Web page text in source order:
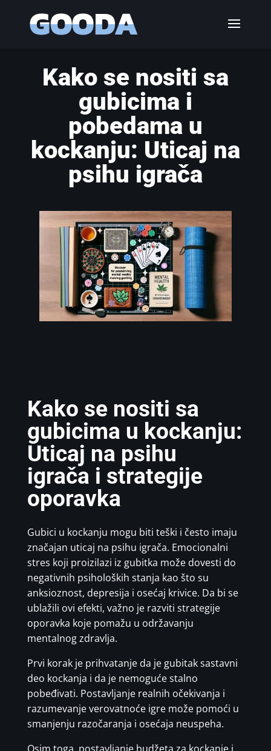
Kako se nositi sa
gubicima i
pobedama u
kockanju: Uticaj na
psihu igrača
Kako se nositi sa
gubicima u kockanju:
Uticaj na psihu
igrača i strategije
oporavka
Gubici u kockanju mogu biti teški i često imaju
značajan uticaj na psihu igrača. Emocionalni
stres koji proizilazi iz gubitka može dovesti do
negativnih psiholoških stanja kao što su
anksioznost, depresija i osećaj krivice. Da bi se
ublažili ovi efekti, važno je razviti strategije
oporavka koje pomažu u održavanju
mentalnog zdravlja.
Prvi korak je prihvatanje da je gubitak sastavni
deo kockanja i da je nemoguće stalno
pobeđivati. Postavljanje realnih očekivanja i
razumevanje verovatnoće igre može pomoći u
smanjenju razočaranja i osećaja neuspeha.